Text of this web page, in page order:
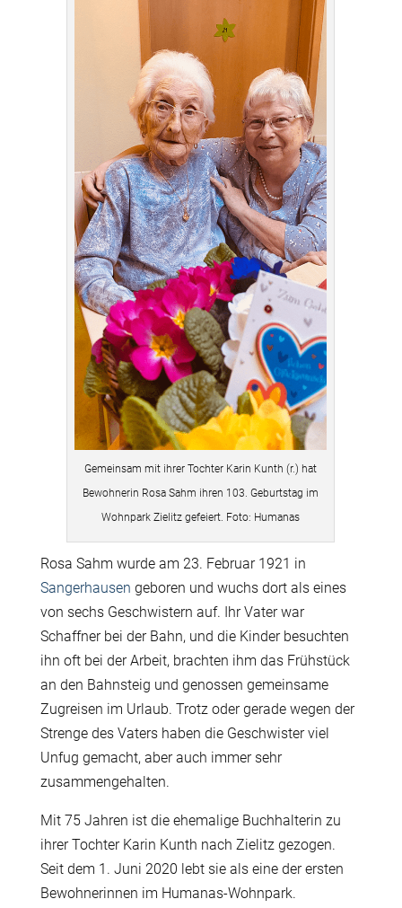
Gemeinsam mit ihrer Tochter Karin Kunth (r.) hat
Bewohnerin Rosa Sahm ihren 103. Geburtstag im
Wohnpark Zielitz gefeiert. Foto: Humanas
Rosa Sahm wurde am 23. Februar 1921 in
Sangerhausen geboren und wuchs dort als eines
von sechs Geschwistern auf. Ihr Vater war
Schaffner bei der Bahn, und die Kinder besuchten
ihn oft bei der Arbeit, brachten ihm das Frühstück
an den Bahnsteig und genossen gemeinsame
Zugreisen im Urlaub. Trotz oder gerade wegen der
Strenge des Vaters haben die Geschwister viel
Unfug gemacht, aber auch immer sehr
zusammengehalten.
Mit 75 Jahren ist die ehemalige Buchhalterin zu
ihrer Tochter Karin Kunth nach Zielitz gezogen.
Seit dem 1. Juni 2020 lebt sie als eine der ersten
Bewohnerinnen im Humanas-Wohnpark.